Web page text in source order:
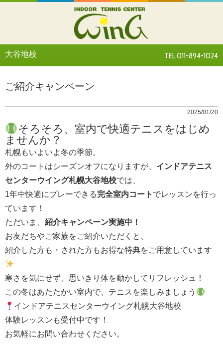
大谷地校 TEL 011-894-1024
ご紹介キャンペーン
2025/01/20
そろそろ、室内で快適テニスをはじめ
ませんか？
札幌もいよいよ冬の季節。
外のコートはシーズンオフになりますが、 インドアテニス
センターウイング札幌大谷地校では、
1年中快適にプレーできる完全室内コート でレッスンを行っ
ています！
ただいま、 紹介キャンペーン実施中！
お友だちやご家族をご紹介いただくと、
紹介した方も・された方もお得な特典をご用意しています
寒さを気にせず、思いきり体を動かしてリフレッシュ！
この冬はあたたかい室内で、テニスを楽しみましょう
インドアテニスセンターウイング札幌大谷地校
体験レッスンも受付中です！
お気軽にお問い合わせください。